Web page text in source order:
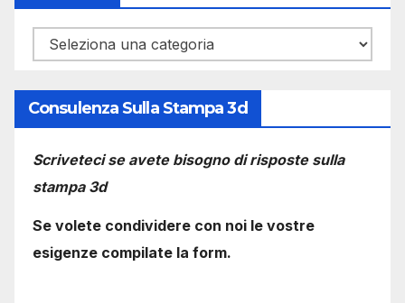
Categorie
Consulenza Sulla Stampa 3d
Scriveteci se avete bisogno di risposte sulla
stampa 3d
Se volete condividere con noi le vostre
esigenze compilate la form.